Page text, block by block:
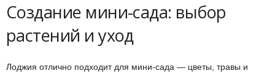
Создание мини-сада: выбор
растений и уход
Лоджия отлично подходит для мини-сада — цветы, травы и